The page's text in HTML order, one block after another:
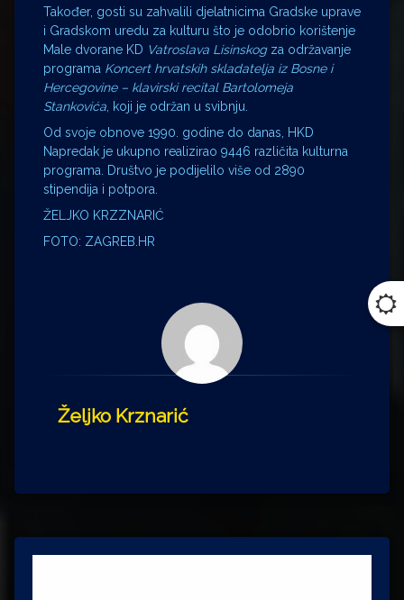
Također, gosti su zahvalili djelatnicima Gradske uprave
i Gradskom uredu za kulturu što je odobrio korištenje
Male dvorane KD Vatroslava Lisinskogza održavanje
programa Koncert hrvatskih skladatelja iz Bosne i
Hercegovine – klavirski recital Bartolomeja
Stankovića , koji je održan u svibnju.
Od svoje obnove 1990. godine do danas, HKD
Napredak je ukupno realizirao 9446 različita kulturna
programa. Društvo je podijelilo više od 2890
stipendija i potpora.
ŽELJKO KRZZNARIĆ
FOTO: ZAGREB.HR
Željko Krznarić